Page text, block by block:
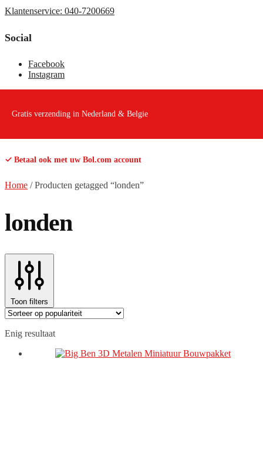
Klantenservice: 040-7200669
Social
Facebook
Instagram
Gratis verzending in Nederland & Belgie
✓ Betaal ook met uw Bol.com account
Home /Producten getagged “londen”
londen
Toon filters
Enig resultaat